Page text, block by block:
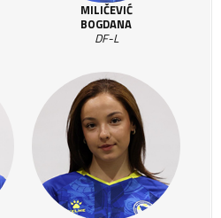
MILIČEVIĆ
BOGDANA
DF-L